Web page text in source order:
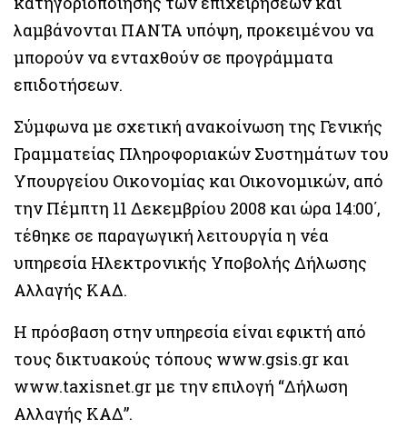
λαμβάνονται ΠΑΝΤΑ υπόψη, προκειμένου να
μπορούν να ενταχθούν σε προγράμματα
επιδοτήσεων.
Σύμφωνα με σχετική ανακοίνωση της Γενικής
Γραμματείας Πληροφοριακών Συστημάτων του
Υπουργείου Οικονομίας και Οικονομικών, από
την Πέμπτη 11 Δεκεμβρίου 2008 και ώρα 14:00΄,
τέθηκε σε παραγωγική λειτουργία η νέα
υπηρεσία Ηλεκτρονικής Υποβολής Δήλωσης
Αλλαγής ΚΑΔ.
Η πρόσβαση στην υπηρεσία είναι εφικτή από
τους δικτυακούς τόπους www.gsis.gr και
www.taxisnet.gr με την επιλογή “Δήλωση
Αλλαγής ΚΑΔ”.